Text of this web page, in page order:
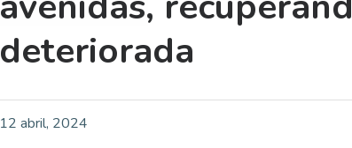
deteriorada
12 abril, 2024